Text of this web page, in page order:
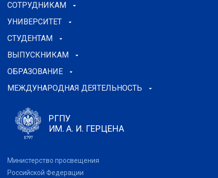
СОТРУДНИКАМ
УНИВЕРСИТЕТ
СТУДЕНТАМ
ВЫПУСКНИКАМ
ОБРАЗОВАНИЕ
МЕЖДУНАРОДНАЯ ДЕЯТЕЛЬНОСТЬ
РГПУ
ИМ. А. И. ГЕРЦЕНА
Министерство просвещения
Российской Федерации